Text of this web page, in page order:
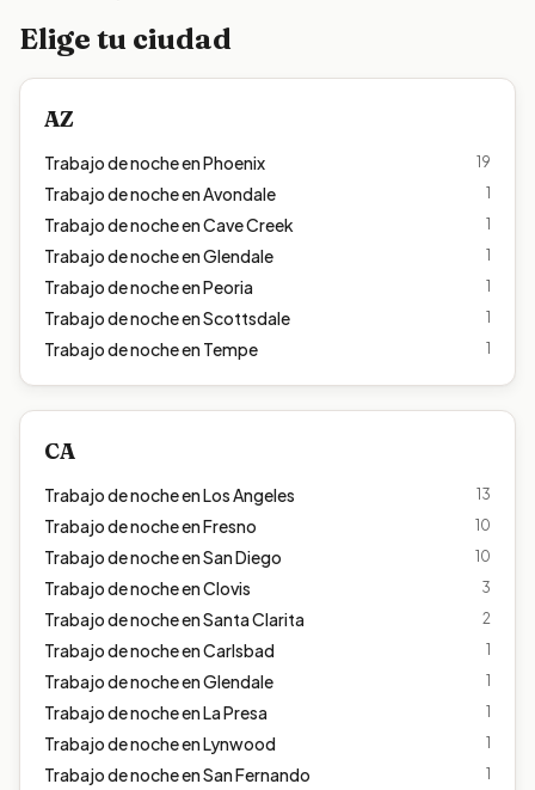
Elige tu ciudad
AZ
Trabajo de noche enPhoenix 19
Trabajo de noche enAvondale 1
Trabajo de noche enCave Creek 1
Trabajo de noche enGlendale 1
Trabajo de noche enPeoria 1
Trabajo de noche enScottsdale 1
Trabajo de noche en Tempe 1
CA
Trabajo de noche enLos Angeles 13
Trabajo de noche enFresno 10
Trabajo de noche enSan Diego 10
Trabajo de noche enClovis 3
Trabajo de noche enSanta Clarita 2
Trabajo de noche enCarlsbad 1
Trabajo de noche enGlendale 1
Trabajo de noche enLa Presa 1
Trabajo de noche enLynwood 1
Trabajo de noche enSan Fernando 1